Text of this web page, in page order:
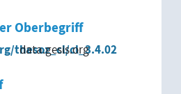
Oberbegriff
thesoz_cl/cl_3.4.02
data.gesis.org